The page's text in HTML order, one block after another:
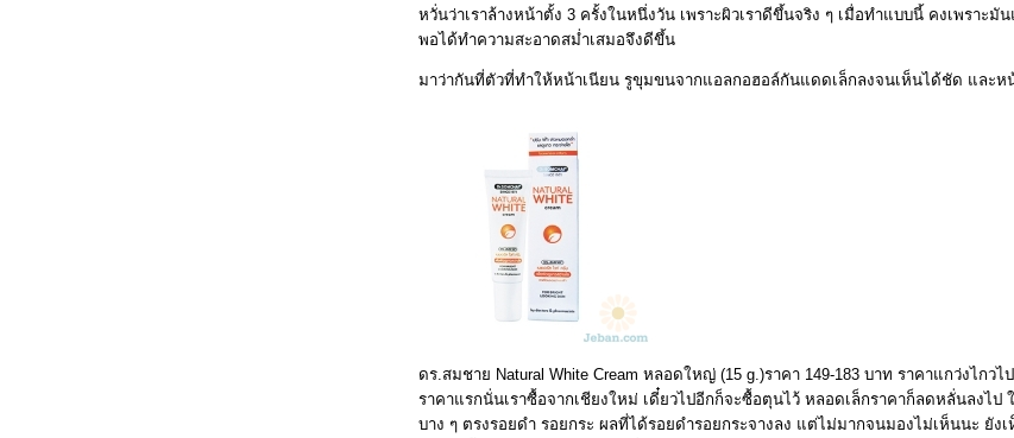
หวั่นว่าเราล้างหน้าตั้ง 3 ครั้งในหนึ่งวัน เพราะผิวเราดีขึ้นจริง ๆ เมื่อทำแบบนี้ คงเพราะมั
พอได้ทำความสะอาดสม่ำเสมอจึงดีขึ้น
มาว่ากันที่ตัวที่ทำให้หน้าเนียน รูขุมขนจากแอลกอฮอล์กันแดดเล็กลงจนเห็นได้ชัด และห
ดร.สมชาย Natural White Cream หลอดใหญ่ (15 g.)ราคา 149-183 บาท ราคาแกว่งไกว
ราคาแรกนั่นเราซื้อจากเชียงใหม่ เดี๋ยวไปอีกก็จะซื้อตุนไว้ หลอดเล็กราคาก็ลดหลั่นลงไป
บาง ๆ ตรงรอยดำ รอยกระ ผลที่ได้รอยดำรอยกระจางลง แต่ไม่มากจนมองไม่เห็นนะ ยัง